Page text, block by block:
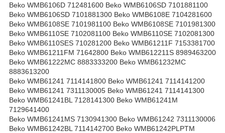
Beko WMB6106D 712481600 Beko WMB6106SD 7101881100
Beko WMB6106SD 7101881300 Beko WMB6108E 7104281600
Beko WMB6108SE 7101981100 Beko WMB6108SE 7101981300
Beko WMB6110SE 7102081100 Beko WMB6110SE 7102081300
Beko WMB6110SES 710281200 Beko WMB61211F 7153381700
Beko WMB61211FM 71642800 Beko WMB612211S 8989463200
Beko WMB61222MC 8883333200 Beko WMB61232MC
8883613200
Beko WMB61241 7114141800 Beko WMB61241 7114141200
Beko WMB61241 7311130005 Beko WMB61241 7114141300
Beko WMB61241BL 7128141300 Beko WMB61241M
7129641400
Beko WMB61241MS 7130941300 Beko WMB61242 7311130006
Beko WMB61242BL 7114142700 Beko WMB61242PLPTM